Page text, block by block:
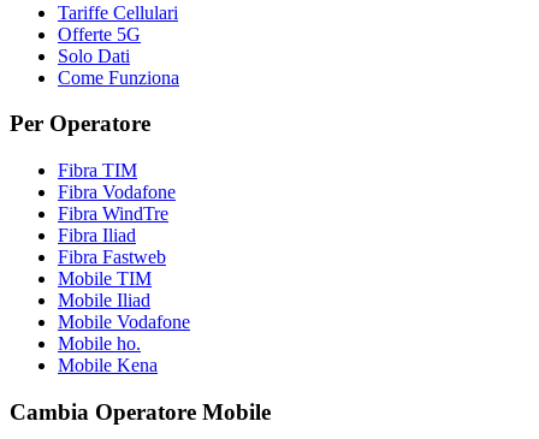
Tariffe Cellulari
Offerte 5G
Solo Dati
Come Funziona
Per Operatore
Fibra TIM
Fibra Vodafone
Fibra WindTre
Fibra Iliad
Fibra Fastweb
Mobile TIM
Mobile Iliad
Mobile Vodafone
Mobile ho.
Mobile Kena
Cambia Operatore Mobile